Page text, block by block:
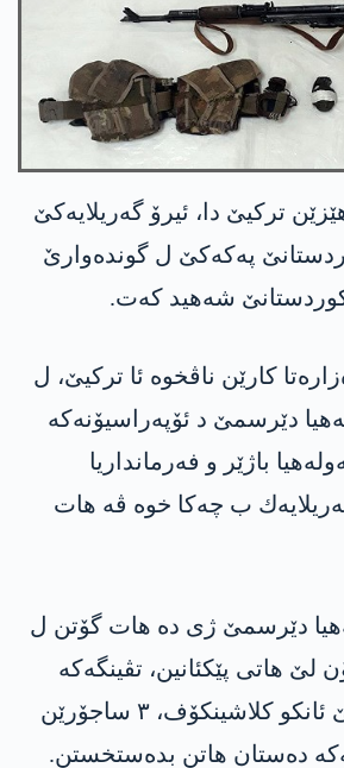
تركیێ دا، ئیرۆ گه‌ریلایه‌كێ
په‌كه‌كێ ل گونده‌وارێ
شه‌هید كه‌ت.
کارێن ناڤخوە ئا تركیێ، ل
دێرسمێ د ئۆپەراسیۆنه‌‌كه‌
باژێر و فەرمانداریا
ب چەکا خوە ڤه‌ ھات
دێرسمێ ژی ده‌ ھات گۆتن ل
لێ هاتی پێكئانین، تڤینگەکە
پیادەیێ ئا کەلەشێ ئانكو كلاشینكۆف، ٣ ساجۆرێن
دەستان هاتن بده‌ستخستن.